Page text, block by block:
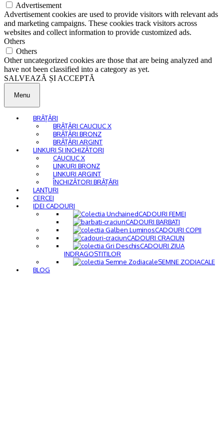
Advertisement
Advertisement cookies are used to provide visitors with relevant ads
and marketing campaigns. These cookies track visitors across
websites and collect information to provide customized ads.
Others
Others
Other uncategorized cookies are those that are being analyzed and
have not been classified into a category as yet.
SALVEAZĂ ȘI ACCEPTĂ
Menu
BRĂȚĂRI
BRĂȚĂRI CAUCIUC X
BRĂȚĂRI BRONZ
BRĂȚĂRI ARGINT
LINKURI ȘI INCHIZĂTORI
CAUCIUC X
LINKURI BRONZ
LINKURI ARGINT
ÎNCHIZĂTORI BRĂȚĂRI
LANȚURI
CERCEI
IDEI CADOURI
CADOURI FEMEI
CADOURI BARBATI
CADOURI COPII
CADOURI CRACIUN
CADOURI ZIUA
INDRAGOSTITILOR
SEMNE ZODIACALE
BLOG